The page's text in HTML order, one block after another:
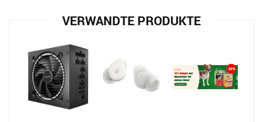
VERWANDTE PRODUKTE